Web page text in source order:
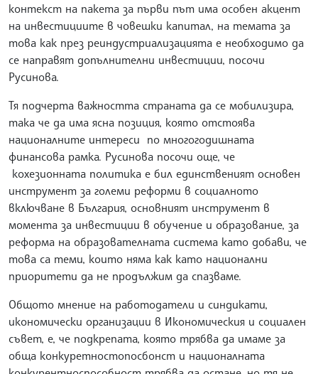
контекст на пакета за първи път има особен акцент
на инвестициите в човешки капитал, на темата за
това как през реиндустриализацията е необходимо да
се направят допълнителни инвестиции, посочи
Русинова.
Тя подчерта важността страната да се мобилизира,
така че да има ясна позиция, която отстоява
националните интереси по многогодишната
финансова рамка. Русинова посочи още, че
кохезионната политика е бил единственият основен
инструмент за големи реформи в социалното
включване в България, основният инструмент в
момента за инвестиции в обучение и образование, за
реформа на образователната система като добави, че
това са теми, които няма как като национални
приоритети да не продължим да спазваме.
Общото мнение на работодатели и синдикати,
икономически организации в Икономическия и социален
съвет, е, че подкрепата, която трябва да имаме за
обща конкуретностопосбонст и националната